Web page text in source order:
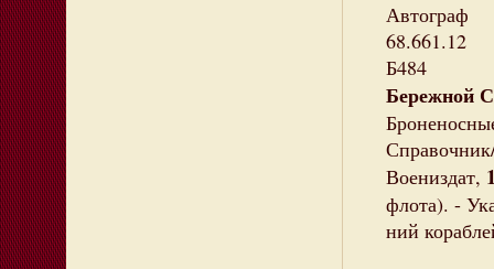
Автограф
68.661.12
Б484
Бережной
Воениздат,
флота). -
ний